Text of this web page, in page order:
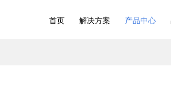
首页 解决方案 产品中心